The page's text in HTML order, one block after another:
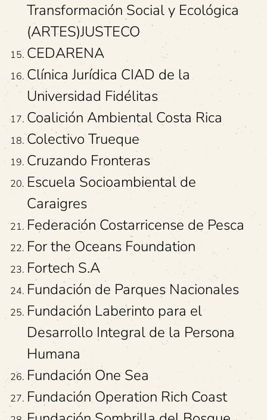
Transformación Social y Ecológica
(ARTES)JUSTECO
CEDARENA
Clínica Jurídica CIAD de la
Universidad Fidélitas
Coalición Ambiental Costa Rica
Colectivo Trueque
Cruzando Fronteras
Escuela Socioambiental de
Caraigres
Federación Costarricense de Pesca
For the Oceans Foundation
Fortech S.A
Fundación de Parques Nacionales
Fundación Laberinto para el
Desarrollo Integral de la Persona
Humana
Fundación One Sea
Fundación Operation Rich Coast